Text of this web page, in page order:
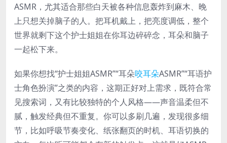
ASMR，尤其适合那些白天被各种信息轰炸到麻木、晚
上只想关掉脑子的人。把耳机戴上，把亮度调低，整个
世界就剩下这个护士姐姐在你耳边碎碎念，耳朵和脑子
一起松下来。
如果你想找“护士姐姐ASMR”“耳朵咬耳朵ASMR”“耳语护
士角色扮演”之类的内容，这期正好对上需求，既符合常
见搜索词，又有比较独特的个人风格——声音温柔但不
腻，触发经典但不重复。你可以多刷几遍，发现很多细
节，比如呼吸节奏变化、纸张翻页的时机、耳语切换的